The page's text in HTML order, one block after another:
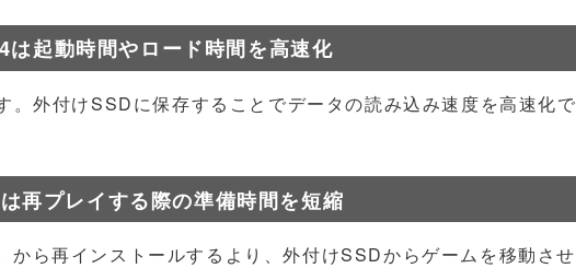
は起動時間やロード時間を高速化
。外付けSSDに保存することでデータの読み込み速度を高速化で
再プレイする際の準備時間を短縮
から再インストールするより、外付けSSDからゲームを移動させ